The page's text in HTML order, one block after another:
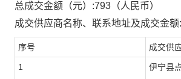
总成交金额（元）:793 （人民币）
成交供应商名称、联系地址及成交金额:
序号 成交供
1 伊宁县